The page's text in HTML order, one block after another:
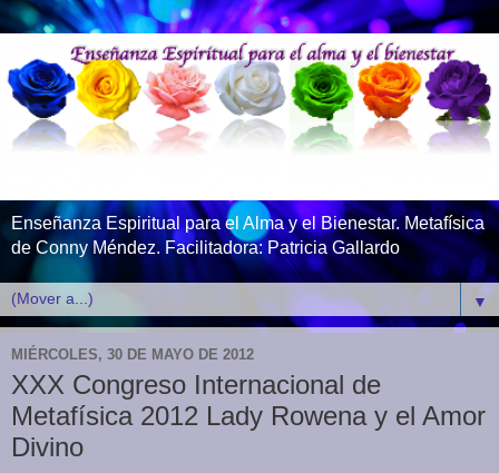
Enseñanza Espiritual para el Alma y el Bienestar. Metafísica
de Conny Méndez. Facilitadora: Patricia Gallardo
▼
MIÉRCOLES, 30 DE MAYO DE 2012
XXX Congreso Internacional de
Metafísica 2012 Lady Rowena y el Amor
Divino